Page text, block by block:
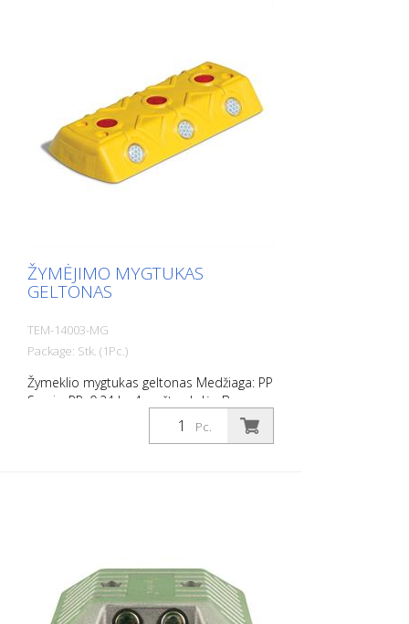
ŽYMĖJIMO MYGTUKAS
GELTONAS
TEM-14003-MG
Package: Stk. (1Pc.)
Žymeklio mygtukas geltonas Medžiaga: PP
Svoris: PP: 0,24 kg 4 varžtų skylės Be
tvirtinimo medžiagos Lengvam
automobilių stovėjimo aikštelių ar
Pc.